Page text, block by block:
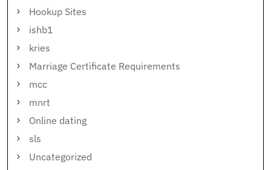
Hookup Sites
ishb1
kries
Marriage Certificate Requirements
mcc
mnrt
Online dating
sls
Uncategorized